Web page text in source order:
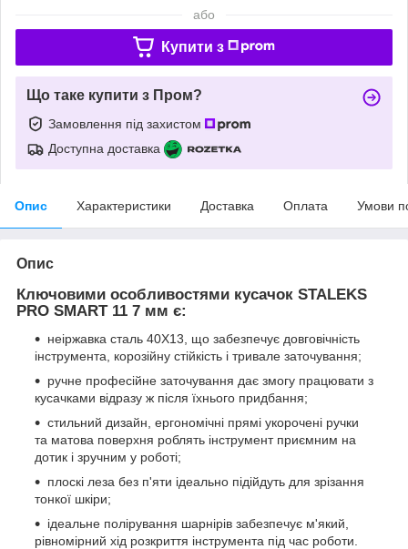
або
Купити з
Що таке купити з Пром?
Замовлення під захистом
Доступна доставка
Опис Характеристики Доставка Оплата Умови
Опис
Ключовими особливостями кусачок STALEKS
PRO SMART 11 7 мм є:
неіржавка сталь 40Х13, що забезпечує довговічність
інструмента, корозійну стійкість і тривале заточування;
ручне професійне заточування дає змогу працювати з
кусачками відразу ж після їхнього придбання;
стильний дизайн, ергономічні прямі укорочені ручки
та матова поверхня роблять інструмент приємним на
дотик і зручним у роботі;
плоскі леза без п'яти ідеально підійдуть для зрізання
тонкої шкіри;
ідеальне полірування шарнірів забезпечує м'який,
рівномірний хід розкриття інструмента під час роботи.